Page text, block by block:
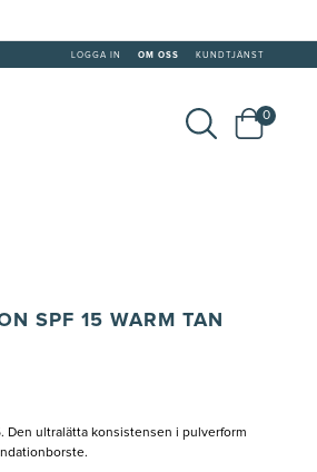
LOGGA IN OM OSS KUNDTJÄNST
0
SPF 15 WARM TAN
Den ultralätta konsistensen i pulverform